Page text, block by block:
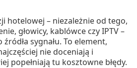
hotelowej – niezależnie od tego,
głowicy, kablówce czy IPTV –
sygnału. To element,
nie doceniają i
popełniają tu kosztowne błędy.